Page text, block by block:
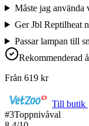
Måste jag använda
Ger Jbl Reptilheat
Passar lampan till
Rekommenderad
Från 619 kr
Till butik
#3Toppnivåval